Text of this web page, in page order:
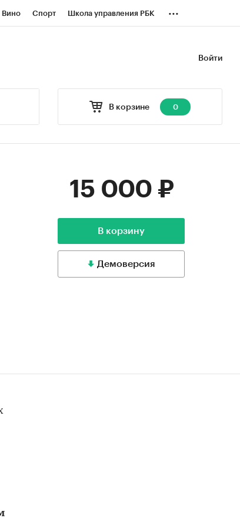
Вино Спорт Школа управления РБК ...
Войти
В корзине 0
15 000 ₽
В корзину
Демоверсия